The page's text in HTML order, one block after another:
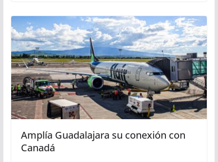
Amplía Guadalajara su conexión con
Canadá